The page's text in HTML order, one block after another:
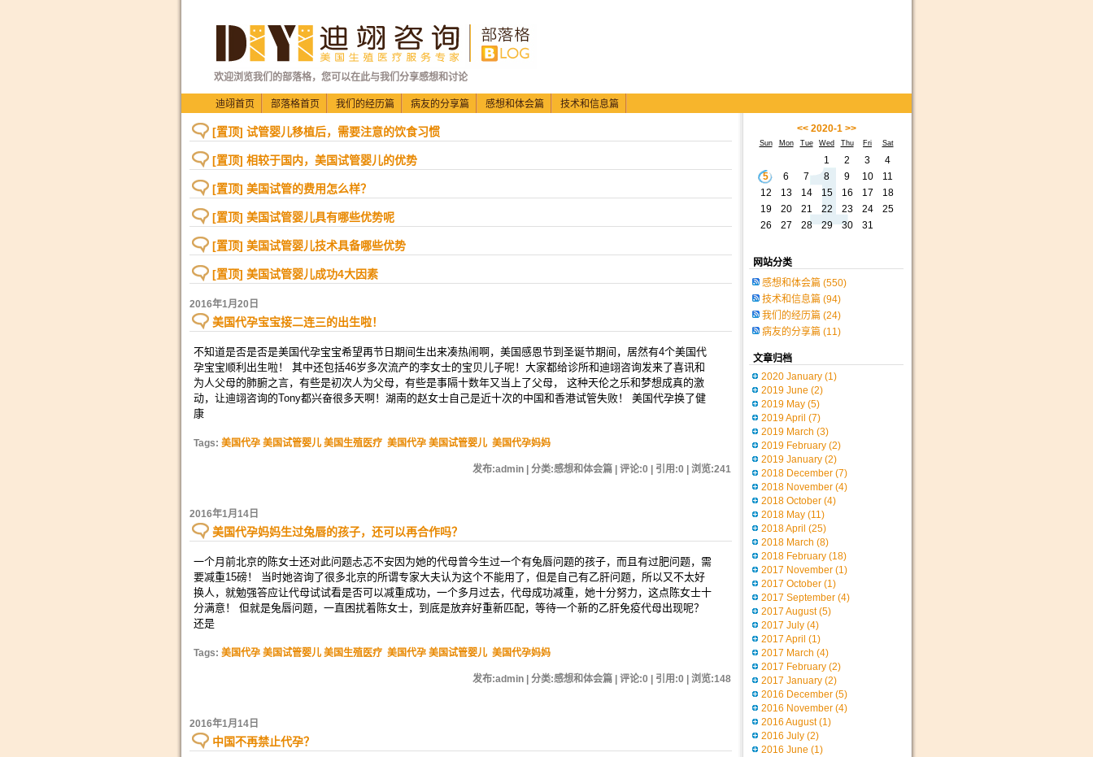
欢迎浏览我们的部落格，您可以在此与我们分享感想和讨论
迪翊首页 部落格首页 我们的经历篇 病友的分享篇 感想和体会篇 技术和信息篇
[置顶] 试管婴儿移植后，需要注意的饮食习惯
[置顶] 相较于国内，美国试管婴儿的优势
[置顶] 美国试管的费用怎么样？
[置顶] 美国试管婴儿具有哪些优势呢
[置顶] 美国试管婴儿技术具备哪些优势
[置顶] 美国试管婴儿成功4大因素
2016年1月20日
美国代孕宝宝接二连三的出生啦！
不知道是否是否是美国代孕宝宝希望再节日期间生出来凑热闹啊，美国感恩节到圣诞节期间，居然有4个美国代
孕宝宝顺利出生啦！ 其中还包括46岁多次流产的李女士的宝贝儿子呢！大家都给诊所和迪翊咨询发来了喜讯和
为人父母的肺腑之言，有些是初次人为父母，有些是事隔十数年又当上了父母， 这种天伦之乐和梦想成真的激
动，让迪翊咨询的Tony都兴奋很多天啊！湖南的赵女士自己是近十次的中国和香港试管失败！ 美国代孕换了健
康
Tags: 美国代孕 美国试管婴儿 美国生殖医疗 美国代孕 美国试管婴儿 美国代孕妈妈
发布:admin | 分类:感想和体会篇 | 评论:0 | 引用:0 | 浏览:241
2016年1月14日
美国代孕妈妈生过兔唇的孩子，还可以再合作吗？
一个月前北京的陈女士还对此问题忐忑不安因为她的代母曾今生过一个有兔唇问题的孩子，而且有过肥问题，需
要减重15磅！ 当时她咨询了很多北京的所谓专家大夫认为这个不能用了，但是自己有乙肝问题，所以又不太好
换人，就勉强答应让代母试试看是否可以减重成功，一个多月过去，代母成功减重，她十分努力，这点陈女士十
分满意！ 但就是兔唇问题，一直困扰着陈女士，到底是放弃好重新匹配，等待一个新的乙肝免疫代母出现呢？
还是
Tags: 美国代孕 美国试管婴儿 美国生殖医疗 美国代孕 美国试管婴儿 美国代孕妈妈
发布:admin | 分类:感想和体会篇 | 评论:0 | 引用:0 | 浏览:148
2016年1月14日
中国不再禁止代孕？
<< 2020-1 >>
Sun Mon Tue Wed Thu Fri Sat
1 2 3
4
5
6 7 8 9 10
11
12
13 14 15 16 17
18
19
20 21 22 23 24
25
26
27 28 29 30 31
网站分类
感想和体会篇 (550)
技术和信息篇 (94)
我们的经历篇 (24)
病友的分享篇 (11)
文章归档
2020 January (1)
2019 June (2)
2019 May (5)
2019 April (7)
2019 March (3)
2019 February (2)
2019 January (2)
2018 December (7)
2018 November (4)
2018 October (4)
2018 May (11)
2018 April (25)
2018 March (8)
2018 February (18)
2017 November (1)
2017 October (1)
2017 September (4)
2017 August(5)
2017 July (4)
2017 April (1)
2017 March (4)
2017 February (2)
2017 January (2)
2016 December (5)
2016 November (4)
2016 August(1)
2016 July (2)
2016 June (1)